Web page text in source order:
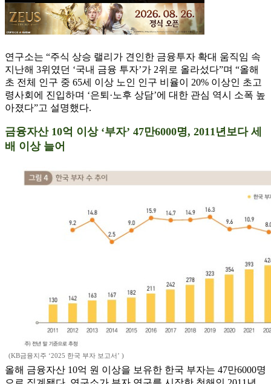
연구소는 “주식 상승 랠리가 견인한 금융투자 확대 움직임 속
지난해 3위였던 ‘국내 금융 투자’가 2위로 올라섰다”며 “올해
초 전체 인구 중 65세 이상 노인 인구 비율이 20% 이상인 초고
령사회에 진입하며 ‘은퇴·노후 상담’에 대한 관심 역시 소폭 높
아졌다”고 설명했다.
금융자산 10억 이상 ‘부자’ 47만6000명, 2011년보다 세
배 이상 늘어
(KB금융지주 ‘2025 한국 부자 보고서’ )
올해 금융자산 10억 원 이상을 보유한 한국 부자는 47만6000명